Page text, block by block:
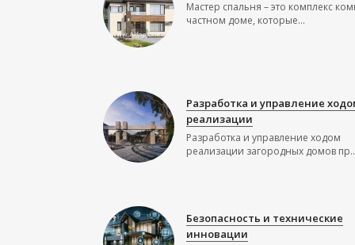
Мастер спальня – это комплекс
частном доме, которые...
Разработка и управление
реализации
Разработка и управление ходом
реализации загородных домов
Безопасность и технические
инновации